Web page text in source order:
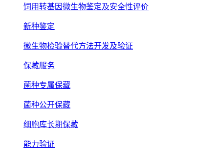
饲用转基因微生物鉴定及安全性评价
新种鉴定
微生物检验替代方法开发及验证
保藏服务
菌种专属保藏
菌种公开保藏
细胞库长期保藏
能力验证